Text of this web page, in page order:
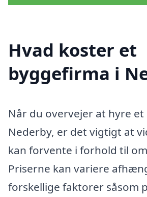
Hvad koster et
byggefirma i
Når du overvejer at hyre
Nederby, er det vigtigt at
kan forvente i forhold til
Priserne kan variere
forskellige faktorer såsom